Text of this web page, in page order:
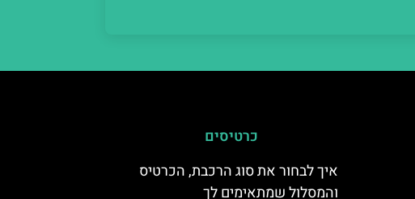
כרטיסים
איך לבחור את סוג הרכבת, הכרטיס
והמסלול שמתאימים לך